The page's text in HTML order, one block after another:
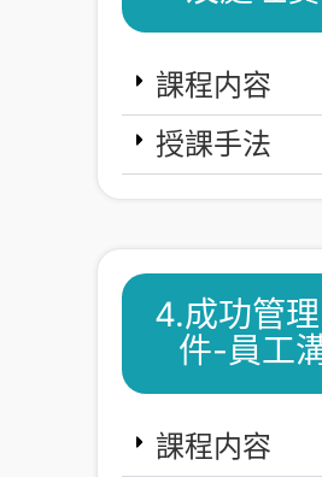
課程内容
授課手法
4.成功管
件-員工
課程内容